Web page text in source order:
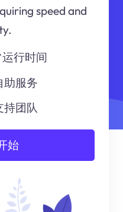
speed and
行时间
助服务
持团队
始